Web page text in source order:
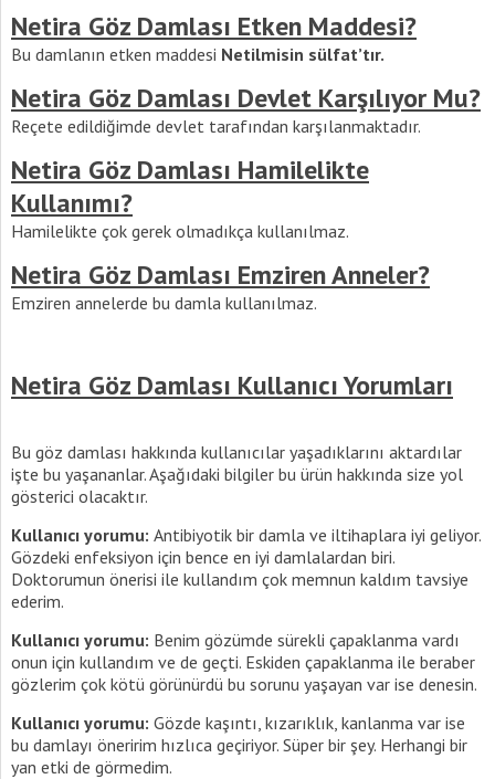
Netira Göz Damlası Etken Maddesi?
Bu damlanın etken maddesi Netilmisin sülfat’tır.
Netira Göz Damlası Devlet Karşılıyor Mu?
Reçete edildiğimde devlet tarafından karşılanmaktadır.
Netira Göz Damlası Hamilelikte
Kullanımı?
Hamilelikte çok gerek olmadıkça kullanılmaz.
Netira Göz Damlası Emziren Anneler?
Emziren annelerde bu damla kullanılmaz.
Netira Göz Damlası Kullanıcı Yorumları
Bu göz damlası hakkında kullanıcılar yaşadıklarını aktardılar
işte bu yaşananlar. Aşağıdaki bilgiler bu ürün hakkında size yol
gösterici olacaktır.
Kullanıcı yorumu: Antibiyotik bir damla ve iltihaplara iyi geliyor.
Gözdeki enfeksiyon için bence en iyi damlalardan biri.
Doktorumun önerisi ile kullandım çok memnun kaldım tavsiye
ederim.
Kullanıcı yorumu: Benim gözümde sürekli çapaklanma vardı
onun için kullandım ve de geçti. Eskiden çapaklanma ile beraber
gözlerim çok kötü görünürdü bu sorunu yaşayan var ise denesin.
Kullanıcı yorumu: Gözde kaşıntı, kızarıklık, kanlanma var ise
bu damlayı öneririm hızlıca geçiriyor. Süper bir şey. Herhangi bir
yan etki de görmedim.